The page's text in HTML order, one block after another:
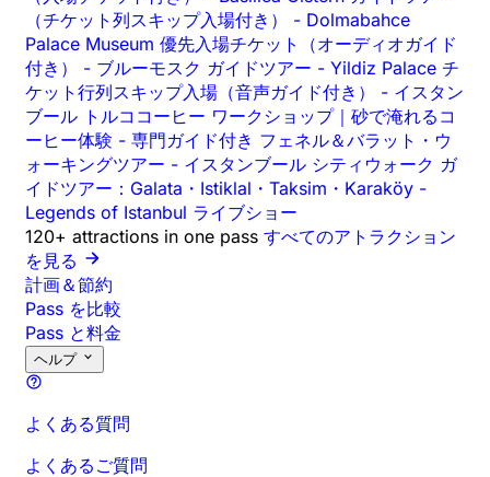
（チケット列スキップ入場付き） - Dolmabahce
Palace Museum 優先入場チケット（オーディオガイド
付き） - ブルーモスク ガイドツアー - Yildiz Palace チ
ケット行列スキップ入場（音声ガイド付き） - イスタン
ブール トルココーヒー ワークショップ｜砂で淹れるコ
ーヒー体験 - 専門ガイド付き フェネル＆バラット・ウ
ォーキングツアー - イスタンブール シティウォーク ガ
イドツアー：Galata・Istiklal・Taksim・Karaköy -
Legends of Istanbul ライブショー
120+ attractions in one pass すべてのアトラクション
を見る
計画＆節約
Pass を比較
Pass と料金
ヘルプ
よくある質問
よくあるご質問